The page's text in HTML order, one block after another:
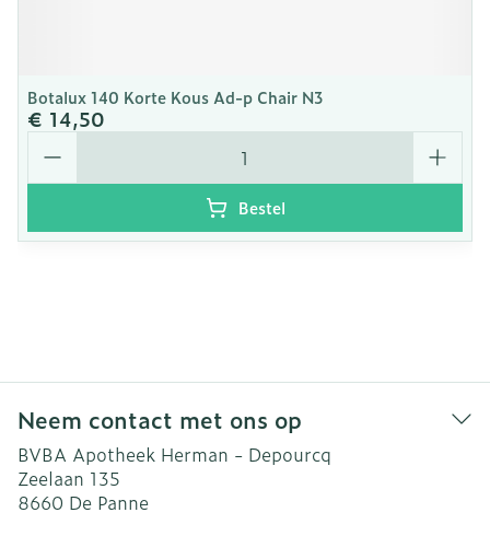
Botalux 140 Korte Kous Ad-p Chair N3
€ 14,50
Aantal
Bestel
Neem contact met ons op
BVBA Apotheek Herman - Depourcq
Zeelaan 135
8660 De Panne